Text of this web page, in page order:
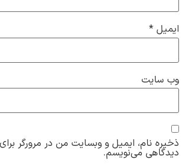
ایمیل *
وب‌ سایت
ذخیره نام، ایمیل و وبسایت من در مرورگر
دیدگاهی می‌نویسم.